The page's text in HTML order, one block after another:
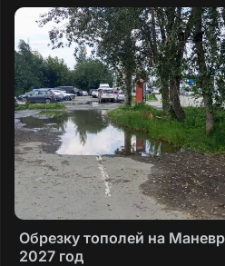
Обрезку тополей на
2027 год